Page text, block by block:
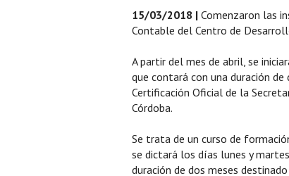
15/03/2018 | Comenzaron las
Contable del Centro de
A partir del mes de abril, se
que contará con una duración
Certificación Oficial de la
Córdoba.
Se trata de un curso de
se dictará los días lunes y
duración de dos meses